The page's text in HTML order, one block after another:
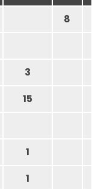
8
3
15
1
1